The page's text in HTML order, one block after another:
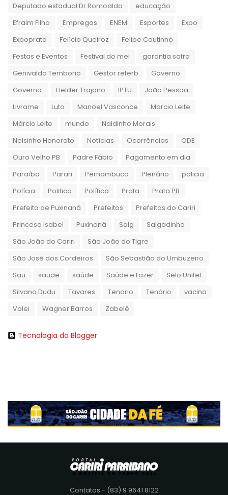
Deputado estadual Dr.Romoaldo
educação
Efraim Filho
Empregos ENEM Esportes
Expo
Expoprata
Felício Queiroz
Felipe Coutinho
Festas e Eventos
Festival do mel
garantia safra
Genivaldo Temborio
Gestor referb
Governo
Governo.
Helder Trajano IPTU
João Pessoa
Livrame
Luto Manoel Vasconce
Marcio Leite
Márcio Leite
mundo
Naldinho Morais
Nelsinho Honorato
Notícias Ocorrências
ODE
Ouro Velho PB
Padre Fábio
Pagamento em dia
Paraíba
Parari Pernambuco Plenário
policia
Polícia
Politica Política Prata
Prata PB
Prefeito de Puxinanã
Prefeitos
Prefeitos do Cariri
Princesa Isabel
Puxinanã Salg
Salgadinho
São João do Cariri
São João do Tigre
São José dos Cordeiros
São Sebastião do Umbuzeiro
Sau
saude saúde Saúde e Lazer
Selo Unifef
Silvano Dudu
Tavares Tenorio Tenório
vacina
Volei
Wagner Barros Zabelê
Tecnologia do Blogger
Contatos - (83) 9 9641 8122